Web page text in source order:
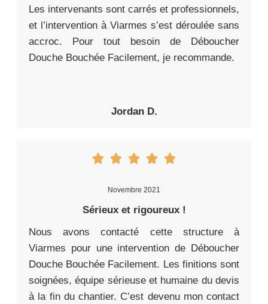
Les intervenants sont carrés et professionnels,
et l’intervention à Viarmes s’est déroulée sans
accroc. Pour tout besoin de Déboucher
Douche Bouchée Facilement, je recommande.
Jordan D.
Novembre 2021
Sérieux et rigoureux !
Nous avons contacté cette structure à
Viarmes pour une intervention de Déboucher
Douche Bouchée Facilement. Les finitions sont
soignées, équipe sérieuse et humaine du devis
à la fin du chantier. C’est devenu mon contact